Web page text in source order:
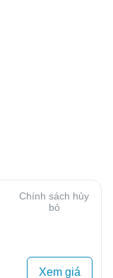
Chính sách hủy
bỏ
Xem giá